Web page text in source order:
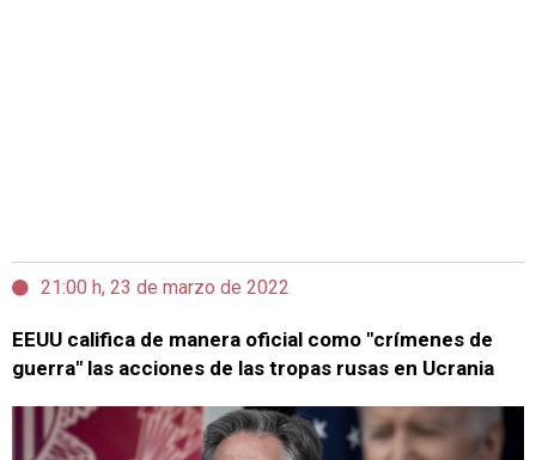
21:00 h, 23 de marzo de 2022
EEUU califica de manera oficial como "crímenes de
guerra" las acciones de las tropas rusas en Ucrania